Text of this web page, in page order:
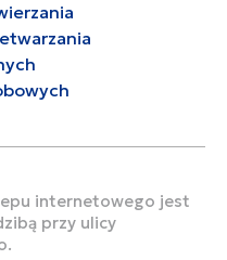
internetowego jest
przy ulicy